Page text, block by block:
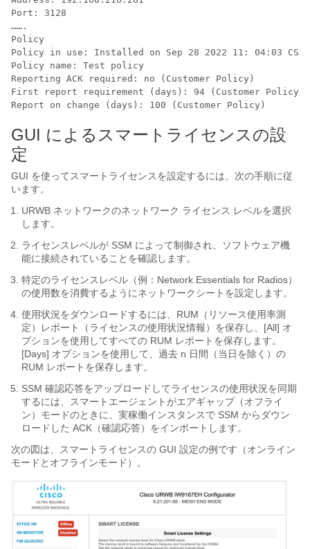
Port: 3128
…….
Policy
Policy in use: Installed on Sep 28 2022 11: 04:03 CST
Policy name: Test policy
Reporting ACK required: no (Customer Policy)
First report requirement (days): 94 (Customer Policy)
Report on change (days): 100 (Customer Policy)
GUI によるスマートライセンスの設
定
GUI を使ってスマートライセンスを設定するには、次の手順に従
います。
URWB ネットワークのネットワーク ライセンス レベルを選択
します。
ライセンスレベルが SSM によって制御され、ソフトウェア機
能に接続されていることを確認します。
特定のライセンスレベル（例：Network Essentials for Radios）
の使用数を消費するようにネットワークシートを設定します。
使用状況をダウンロードするには、RUM（リソース使用率測
定）レポート（ライセンスの使用状況情報）を保存し、[All] オ
プションを使用してすべての RUM レポートを保存します。
[Days] オプションを使用して、過去 n 日間（当日を除く）の
RUM レポートを保存します。
SSM 確認応答をアップロードしてライセンスの使用状況を同期
するには、スマートエージェントがエアギャップ（オフライ
ン）モードのときに、実稼働インスタンスで SSM からダウン
ロードした ACK（確認応答）をインポートします。
次の図は、スマートライセンスの GUI 設定の例です（オンライン
モードとオフラインモード）。